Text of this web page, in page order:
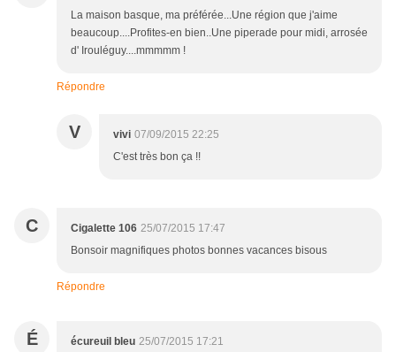
La maison basque, ma préférée...Une région que j'aime
beaucoup....Profites-en bien..Une piperade pour midi, arrosée
d' Irouléguy....mmmmm !
Répondre
V vivi 07/09/2015 22:25
C'est très bon ça !!
C Cigalette 106 25/07/2015 17:47
Bonsoir magnifiques photos bonnes vacances bisous
Répondre
É écureuil bleu 25/07/2015 17:21